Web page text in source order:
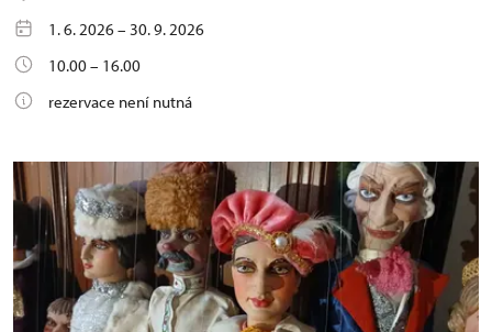
1. 6. 2026 – 30. 9. 2026
10.00 – 16.00
rezervace není nutná